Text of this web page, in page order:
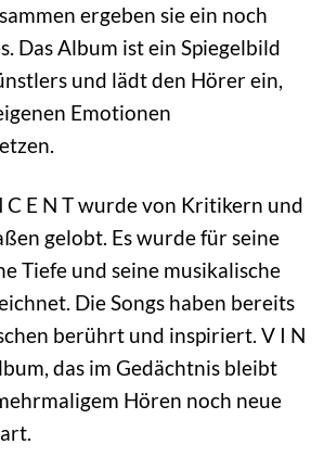
ergeben sie ein noch
Das Album ist ein Spiegelbild
und lädt den Hörer ein,
Emotionen
C E N T wurde von Kritikern und
gelobt. Es wurde für seine
Tiefe und seine musikalische
Die Songs haben bereits
berührt und inspiriert. V I N
das im Gedächtnis bleibt
Hören noch neue